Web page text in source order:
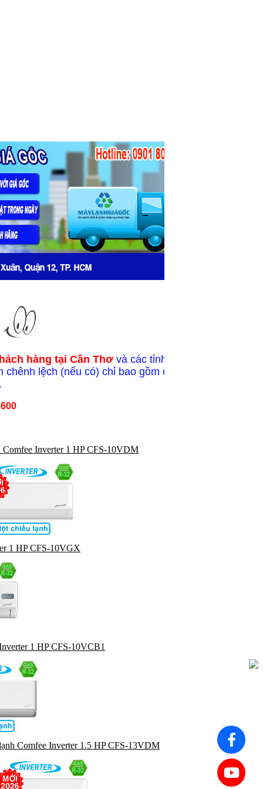
hàng tại Cần Thơ và các tỉnh
lệch (nếu có) chỉ bao gồm chi
Comfee Inverter 1 HP CFS-10VDM
1 HP CFS-10VGX
1 HP CFS-10VCB1
Comfee Inverter 1.5 HP CFS-13VDM